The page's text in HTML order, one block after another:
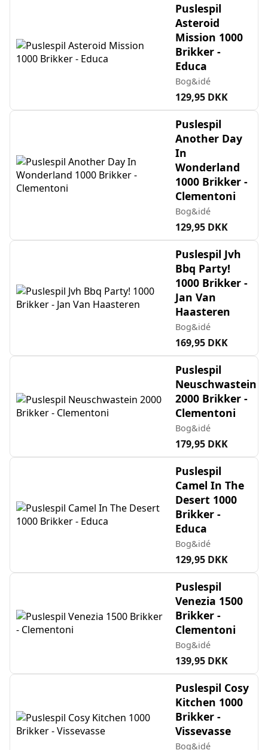
Puslespil
Asteroid
Mission 1000
Brikker -
Educa
Bog&idé
129,95 DKK
Puslespil
Another Day
In
Wonderland
1000 Brikker -
Clementoni
Bog&idé
129,95 DKK
Puslespil Jvh
Bbq Party!
1000 Brikker -
Jan Van
Haasteren
Bog&idé
169,95 DKK
Puslespil
Neuschwastein
2000 Brikker -
Clementoni
Bog&idé
179,95 DKK
Puslespil
Camel In The
Desert 1000
Brikker -
Educa
Bog&idé
129,95 DKK
Puslespil
Venezia 1500
Brikker -
Clementoni
Bog&idé
139,95 DKK
Puslespil Cosy
Kitchen 1000
Brikker -
Vissevasse
Bog&idé